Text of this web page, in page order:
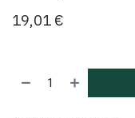
19,01 €